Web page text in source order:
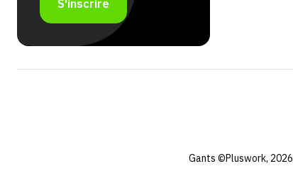
S'inscrire
Gants ©Pluswork, 2026